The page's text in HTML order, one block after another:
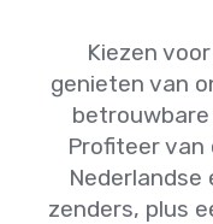
Kiezen
genieten van
Profiteer van
zenders, plus